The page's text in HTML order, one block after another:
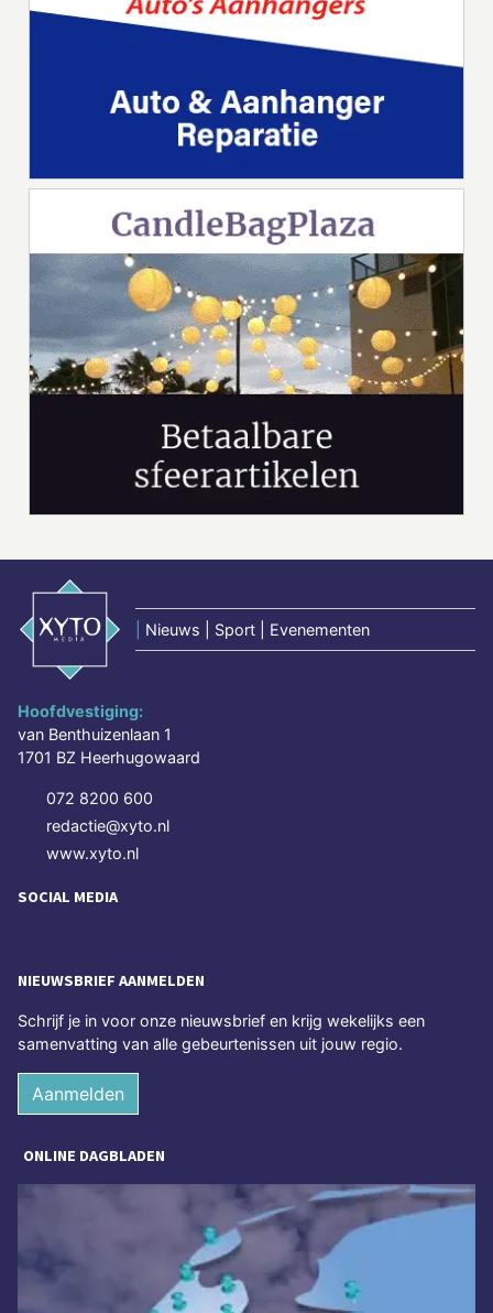
Nieuws | Sport | Evenementen
Hoofdvestiging:
van Benthuizenlaan 1
1701 BZ Heerhugowaard
072 8200 600
redactie@xyto.nl
www.xyto.nl
SOCIAL MEDIA
NIEUWSBRIEF AANMELDEN
Schrijf je in voor onze nieuwsbrief en krijg wekelijks een
samenvatting van alle gebeurtenissen uit jouw regio.
Aanmelden
ONLINE DAGBLADEN